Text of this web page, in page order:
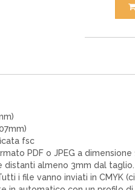
fsc
PDF o JPEG a
almeno 3mm dal
i file vanno inviati in CMYK